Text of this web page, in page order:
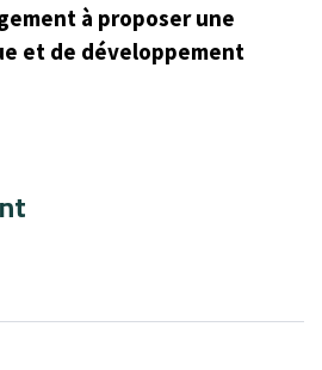
à proposer une
et de développement